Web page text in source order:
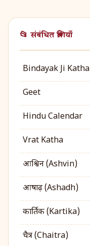
📂 संबंधित श्रेणियाँ
Bindayak Ji Katha
Geet
Hindu Calendar
Vrat Katha
आश्विन (Ashvin)
आषाढ़ (Ashadh)
कार्तिक (Kartika)
चैत्र (Chaitra)